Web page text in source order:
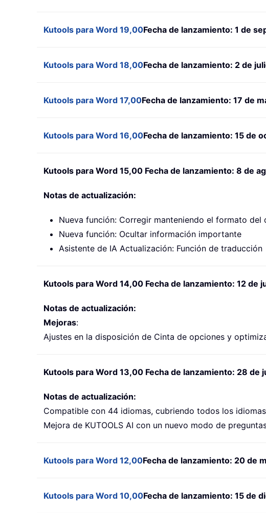
Kutools para Word 19,00Fecha de lanzamiento: 1 de
Kutools para Word 18,00Fecha de lanzamiento: 2 de
Kutools para Word 17,00Fecha de lanzamiento: 17 de
Kutools para Word 16,00Fecha de lanzamiento: 15 de
Kutools para Word 15,00 Fecha de lanzamiento: 8 de
Notas de actualización:
Nueva función: Corregir manteniendo el formato del
Nueva función: Ocultar información importante
Asistente de IA Actualización: Función de traducción
Kutools para Word 14,00 Fecha de lanzamiento: 12 de
Notas de actualización:
Mejoras:
Ajustes en la disposición de Cinta de opciones y
Kutools para Word 13,00 Fecha de lanzamiento: 28 de
Notas de actualización:
Compatible con 44 idiomas, cubriendo todos los
Mejora de KUTOOLS AI con un nuevo modo de
Kutools para Word 12,00Fecha de lanzamiento: 20 de
Kutools para Word 10,00Fecha de lanzamiento: 15 de